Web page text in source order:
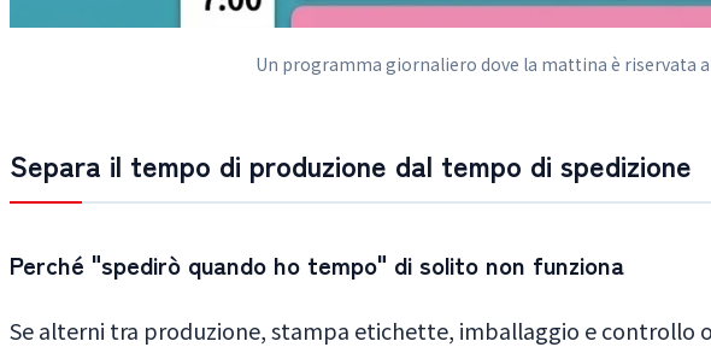
Un programma giornaliero dove la mattina è riservata
Separa il tempo di produzione dal tempo di spedizione
Perché "spedirò quando ho tempo" di solito non funziona
Se alterni tra produzione, stampa etichette, imballaggio e